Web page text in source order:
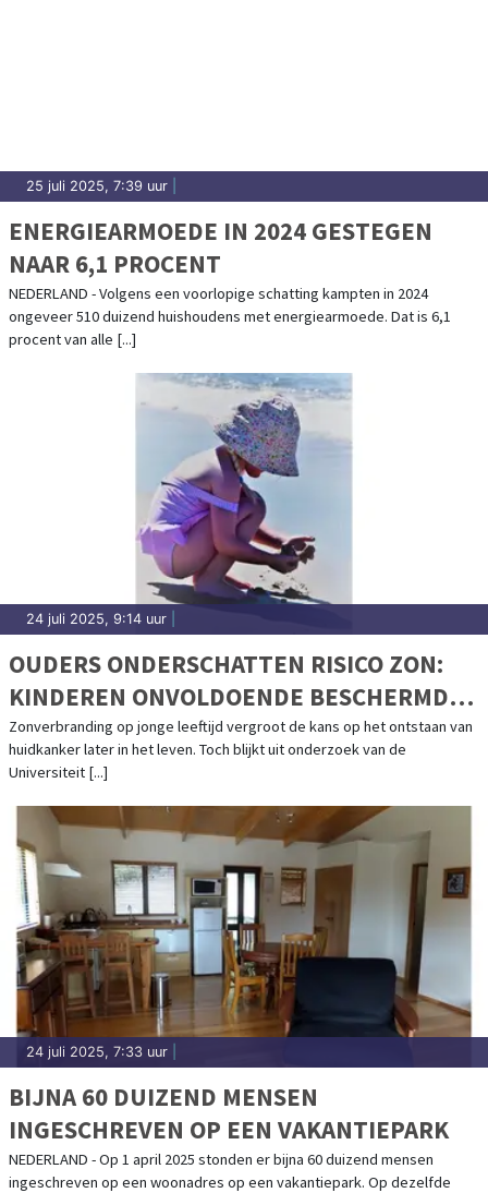
25 juli 2025, 7:39 uur
ENERGIEARMOEDE IN 2024 GESTEGEN
NAAR 6,1 PROCENT
NEDERLAND - Volgens een voorlopige schatting kampten in 2024
ongeveer 510 duizend huishoudens met energiearmoede. Dat is 6,1
procent van alle [...]
24 juli 2025, 9:14 uur
OUDERS ONDERSCHATTEN RISICO ZON:
KINDEREN ONVOLDOENDE BESCHERMD
TEGEN UV-STRALING
Zonverbranding op jonge leeftijd vergroot de kans op het ontstaan van
huidkanker later in het leven. Toch blijkt uit onderzoek van de
Universiteit [...]
24 juli 2025, 7:33 uur
BIJNA 60 DUIZEND MENSEN
INGESCHREVEN OP EEN VAKANTIEPARK
NEDERLAND - Op 1 april 2025 stonden er bijna 60 duizend mensen
ingeschreven op een woonadres op een vakantiepark. Op dezelfde